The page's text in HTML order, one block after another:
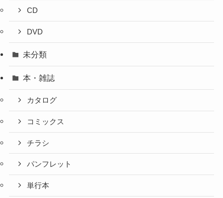
CD
DVD
未分類
本・雑誌
カタログ
コミックス
チラシ
パンフレット
単行本